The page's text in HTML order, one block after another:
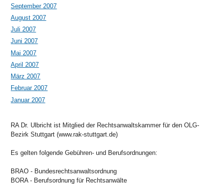
September 2007
August 2007
Juli 2007
Juni 2007
Mai 2007
April 2007
März 2007
Februar 2007
Januar 2007
RA Dr. Ulbricht ist Mitglied der Rechtsanwaltskammer für den OLG-
Bezirk Stuttgart (www.rak-stuttgart.de)
Es gelten folgende Gebühren- und Berufsordnungen:
BRAO - Bundesrechtsanwaltsordnung
BORA - Berufsordnung für Rechtsanwälte